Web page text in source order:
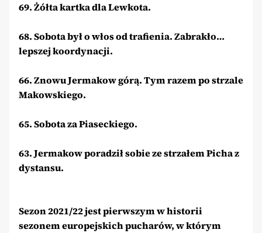
69. Żółta kartka dla Lewkota.
68. Sobota był o włos od trafienia. Zabrakło…
lepszej koordynacji.
66. Znowu Jermakow górą. Tym razem po strzale
Makowskiego.
65. Sobota za Piaseckiego.
63. Jermakow poradził sobie ze strzałem Picha z
dystansu.
Sezon 2021/22 jest pierwszym w historii
sezonem europejskich pucharów, w którym